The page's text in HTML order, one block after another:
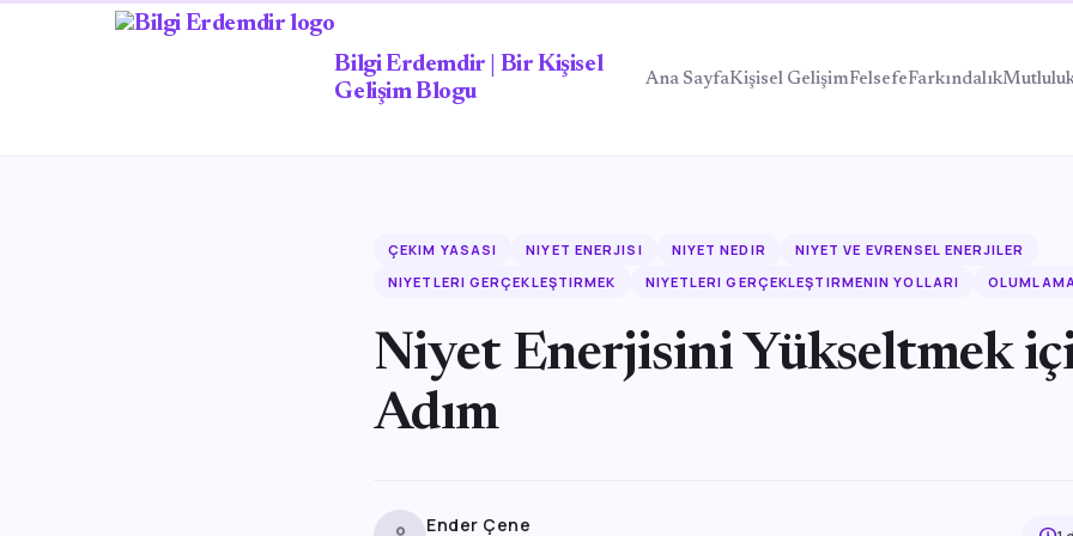
Bilgi Erdemdir | Bir Kişisel
Gelişim Blogu
Ana SayfaKişisel GelişimFelsefeFarkındalık
ÇEKIM YASASI NIYET ENERJISI NIYET NEDIR
NIYET VE EVRENSEL ENERJILER
NIYETLERI GERÇEKLEŞTIRMEK
NIYETLERI GERÇEKLEŞTIRMENIN YOLLARI
Niyet Enerjisini Yükseltmek
Adım
Ender Çene